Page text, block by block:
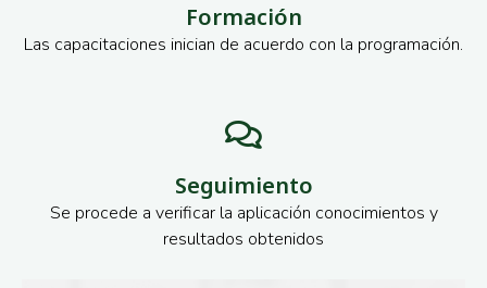
Formación
Las capacitaciones inician de acuerdo con la programación.
Seguimiento
Se procede a verificar la aplicación conocimientos y
resultados obtenidos